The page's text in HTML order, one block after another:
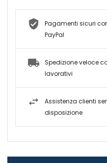
Pagamenti sicuri
PayPal
Spedizione veloce
lavorativi
Assistenza clienti
disposizione